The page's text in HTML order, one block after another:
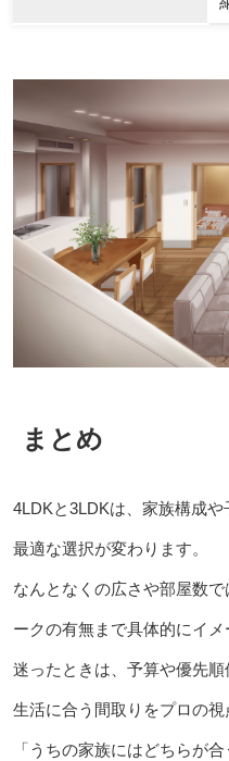
まとめ
4LDKと3LDKは、家族構成
最適な選択が変わります。
なんとなくの広さや部屋数
ークの有無まで具体的にイメ
迷ったときは、予算や優先
生活に合う間取りをプロの視
「うちの家族にはどちらが